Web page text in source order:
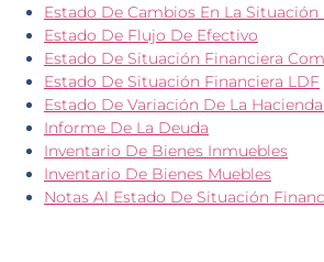
Estado De Cambios En La Situación
Estado De Flujo De Efectivo
Estado De Situación Financiera
Estado De Situación Financiera LDF
Estado De Variación De La
Informe De La Deuda
Inventario De Bienes Inmuebles
Inventario De Bienes Muebles
Notas Al Estado De Situación